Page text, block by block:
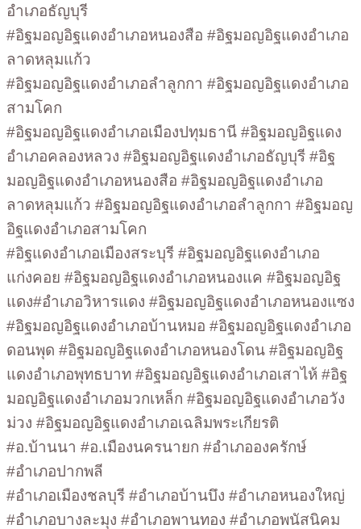
อำเภอธัญบุรี
#อิฐมอญอิฐแดงอำเภอหนองสือ #อิฐมอญอิฐแดงอำเภอ
ลาดหลุมแก้ว
#อิฐมอญอิฐแดงอำเภอลำลูกกา #อิฐมอญอิฐแดงอำเภอ
สามโคก
#อิฐมอญอิฐแดงอำเภอเมืองปทุมธานี #อิฐมอญอิฐแดง
อำเภอคลองหลวง #อิฐมอญอิฐแดงอำเภอธัญบุรี #อิฐ
มอญอิฐแดงอำเภอหนองสือ #อิฐมอญอิฐแดงอำเภอ
ลาดหลุมแก้ว #อิฐมอญอิฐแดงอำเภอลำลูกกา #อิฐมอญ
อิฐแดงอำเภอสามโคก
#อิฐแดงอำเภอเมืองสระบุรี #อิฐมอญอิฐแดงอำเภอ
แก่งคอย #อิฐมอญอิฐแดงอำเภอหนองแค #อิฐมอญอิฐ
แดง#อำเภอวิหารแดง #อิฐมอญอิฐแดงอำเภอหนองแซง
#อิฐมอญอิฐแดงอำเภอบ้านหมอ #อิฐมอญอิฐแดงอำเภอ
ดอนพุด #อิฐมอญอิฐแดงอำเภอหนองโดน #อิฐมอญอิฐ
แดงอำเภอพุทธบาท #อิฐมอญอิฐแดงอำเภอเสาไห้ #อิฐ
มอญอิฐแดงอำเภอมวกเหล็ก #อิฐมอญอิฐแดงอำเภอวัง
ม่วง #อิฐมอญอิฐแดงอำเภอเฉลิมพระเกียรติ
#อ.บ้านนา #อ.เมืองนครนายก #อำเภอองครักษ์
#อำเภอปากพลี
#อำเภอเมืองชลบุรี #อำเภอบ้านบึง #อำเภอหนองใหญ่
#อำเภอบางละมุง #อำเภอพานทอง #อำเภอพนัสนิคม